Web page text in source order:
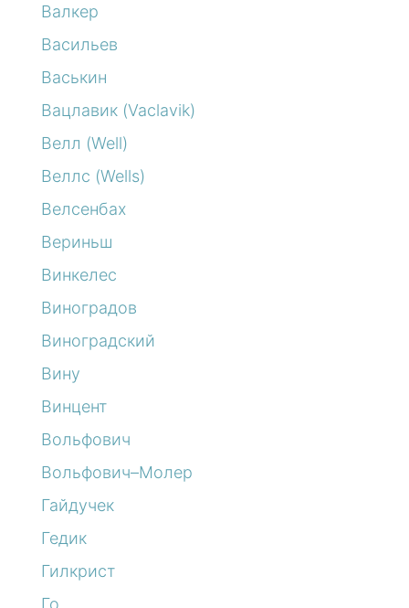
Валкер
Васильев
Васькин
Вацлавик (Vaclavik)
Велл (Well)
Веллс (Wells)
Велсенбах
Вериньш
Винкелес
Виноградов
Виноградский
Вину
Винцент
Вольфович
Вольфович–Молер
Гайдучек
Гедик
Гилкрист
Го